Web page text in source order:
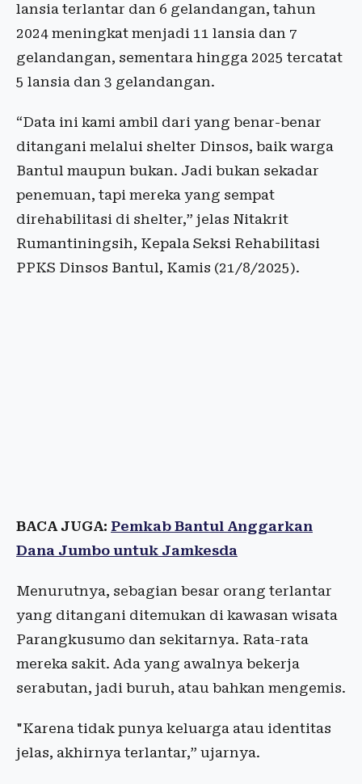
lansia terlantar dan 6 gelandangan, tahun
2024 meningkat menjadi 11 lansia dan 7
gelandangan, sementara hingga 2025 tercatat
5 lansia dan 3 gelandangan.
“Data ini kami ambil dari yang benar-benar
ditangani melalui shelter Dinsos, baik warga
Bantul maupun bukan. Jadi bukan sekadar
penemuan, tapi mereka yang sempat
direhabilitasi di shelter,” jelas Nitakrit
Rumantiningsih, Kepala Seksi Rehabilitasi
PPKS Dinsos Bantul, Kamis (21/8/2025).
BACA JUGA: Pemkab Bantul Anggarkan
Dana Jumbo untuk Jamkesda
Menurutnya, sebagian besar orang terlantar
yang ditangani ditemukan di kawasan wisata
Parangkusumo dan sekitarnya. Rata-rata
mereka sakit. Ada yang awalnya bekerja
serabutan, jadi buruh, atau bahkan mengemis.
"Karena tidak punya keluarga atau identitas
jelas, akhirnya terlantar,” ujarnya.